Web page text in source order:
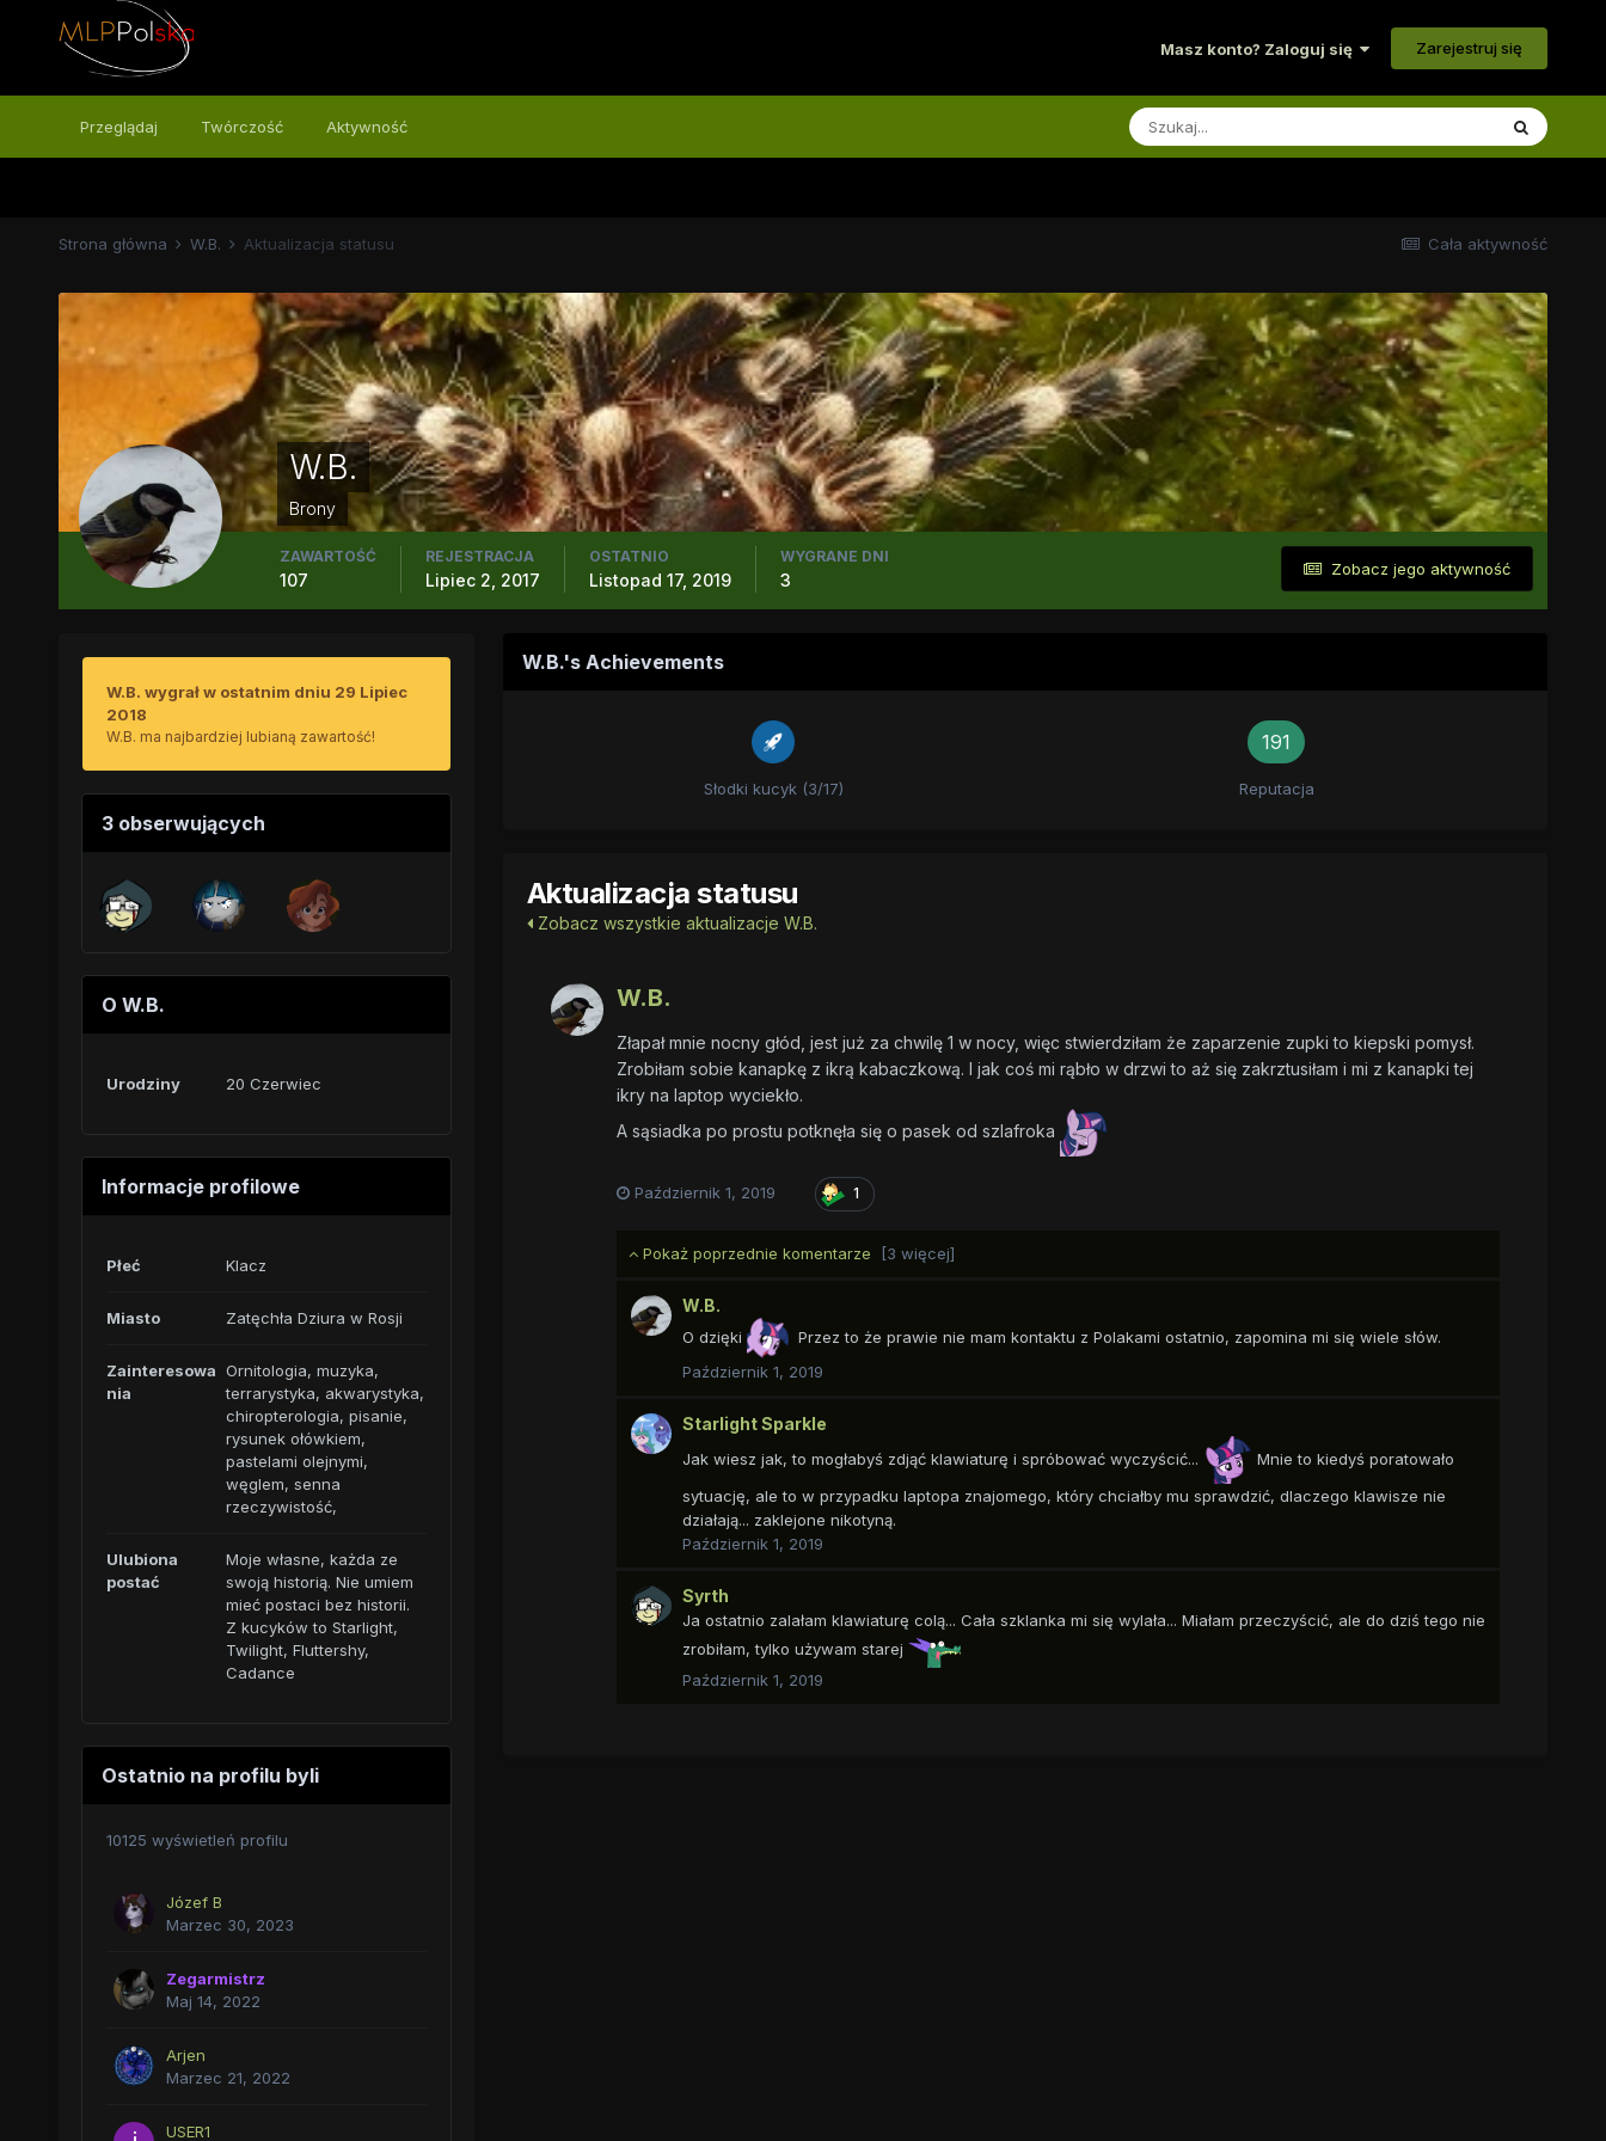
Masz konto? Zaloguj się Zarejestruj się
Przeglądaj Twórczość Aktywność
Cała aktywność
Strona główna W.B. Aktualizacja statusu
W.B.
Brony
Zobacz jego aktywność
ZAWARTOŚĆ
107
REJESTRACJA
Lipiec 2, 2017
OSTATNIO
Listopad 17, 2019
WYGRANE DNI
3
W.B. wygrał w ostatnim dniu 29 Lipiec
2018
W.B. ma najbardziej lubianą zawartość!
3 obserwujących
O W.B.
Urodziny 20 Czerwiec
Informacje profilowe
Płeć Klacz
Miasto Zatęchła Dziura w Rosji
Zainteresowa
nia
Ornitologia, muzyka,
terrarystyka, akwarystyka,
chiropterologia, pisanie,
rysunek ołówkiem,
pastelami olejnymi,
węglem, senna
rzeczywistość,
Ulubiona
postać
Moje własne, każda ze
swoją historią. Nie umiem
mieć postaci bez historii.
Z kucyków to Starlight,
Twilight, Fluttershy,
Cadance
Ostatnio na profilu byli
10125 wyświetleń profilu
Józef B
Marzec 30, 2023
Zegarmistrz
Maj 14, 2022
Arjen
Marzec 21, 2022
USER1
W.B.'s Achievements
Słodki kucyk (3/17)
191
Reputacja
Aktualizacja statusu
Zobacz wszystkie aktualizacje W.B.
W.B.
Złapał mnie nocny głód, jest już za chwilę 1 w nocy, więc stwierdziłam że zaparzenie zupki to kiepski pomysł.
Zrobiłam sobie kanapkę z ikrą kabaczkową. I jak coś mi rąbło w drzwi to aż się zakrztusiłam i mi z kanapki tej
ikry na laptop wyciekło.
A sąsiadka po prostu potknęła się o pasek od szlafroka
Październik 1, 2019 1
Pokaż poprzednie komentarze [3 więcej]
W.B.
O dzięki
Przez to że prawie nie mam kontaktu z Polakami ostatnio, zapomina mi się wiele słów.
Październik 1, 2019
Starlight Sparkle
Jak wiesz jak, to mogłabyś zdjąć klawiaturę i spróbować wyczyścić...
Mnie to kiedyś poratowało
sytuację, ale to w przypadku laptopa znajomego, który chciałby mu sprawdzić, dlaczego klawisze nie
działają... zaklejone nikotyną.
Październik 1, 2019
Syrth
Ja ostatnio zalałam klawiaturę colą... Cała szklanka mi się wylała... Miałam przeczyścić, ale do dziś tego nie
zrobiłam, tylko używam starej
Październik 1, 2019